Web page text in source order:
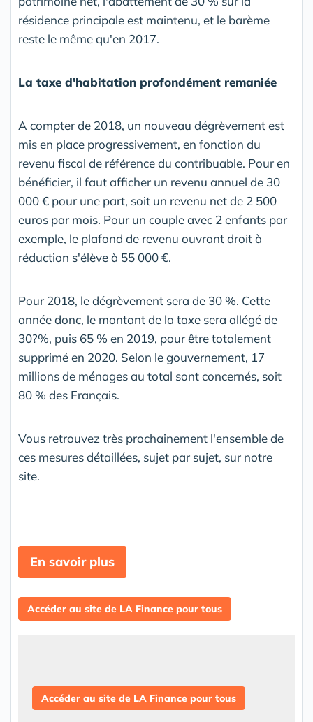
résidence principale est maintenu, et le barème
reste le même qu'en 2017.
La taxe d'habitation profondément remaniée
A compter de 2018, un nouveau dégrèvement est
mis en place progressivement, en fonction du
revenu fiscal de référence du contribuable. Pour en
bénéficier, il faut afficher un revenu annuel de 30
000 € pour une part, soit un revenu net de 2 500
euros par mois. Pour un couple avec 2 enfants par
exemple, le plafond de revenu ouvrant droit à
réduction s'élève à 55 000 €.
Pour 2018, le dégrèvement sera de 30 %. Cette
année donc, le montant de la taxe sera allégé de
30?%, puis 65 % en 2019, pour être totalement
supprimé en 2020. Selon le gouvernement, 17
millions de ménages au total sont concernés, soit
80 % des Français.
Vous retrouvez très prochainement l'ensemble de
ces mesures détaillées, sujet par sujet, sur notre
site.
En savoir plus
Accéder au site de LA Finance pour tous
Accéder au site de LA Finance pour tous